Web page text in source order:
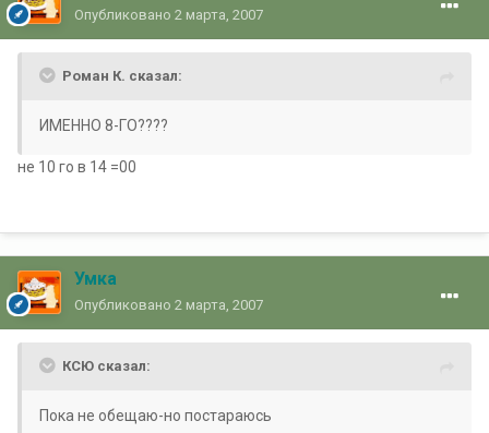
Опубликовано 2 марта, 2007
Роман К. сказал:
ИМЕННО 8-ГО????
не 10 го в 14 =00
Умка
Опубликовано 2 марта, 2007
КСЮ сказал:
Пока не обещаю-но постараюсь